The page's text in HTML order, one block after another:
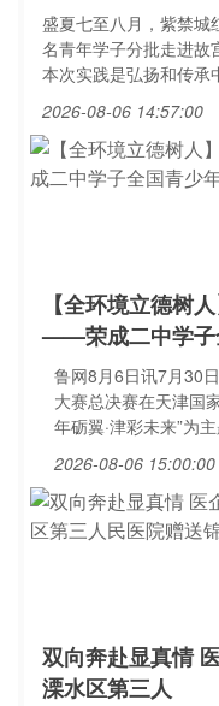
盛夏七至八月，紫禁城
名青年学子分批走进故
本次实践是弘扬和传承
2026-08-06 14:57:00
【全环境立德树
——荣成二中学子
鲁网8月6日讯7月30
大赛总决赛在天津国
年砺翼·津彩未来”为
2026-08-06 15:00:00
双向奔赴显真情
溧水区第三人